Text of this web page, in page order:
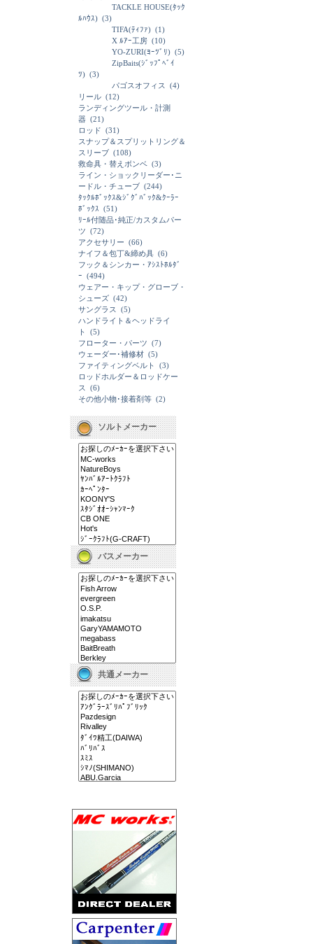
TACKLE HOUSE(ﾀｯｸ
ﾙﾊｳｽ) (3)
TIFA(ﾃｨﾌｧ) (1)
X ﾙｱｰ工房 (10)
YO-ZURI(ﾖｰﾂﾞﾘ) (5)
ZipBaits(ｼﾞｯﾌﾟﾍﾞｲ
ﾂ) (3)
パゴスオフィス
(4)
リール (12)
ランディングツール・計測
器 (21)
ロッド (31)
スナップ＆スプリットリング＆
スリーブ (108)
救命具・替えボンベ (3)
ライン・ショックリーダー･ニ
ードル・チューブ (244)
ﾀｯｸﾙﾎﾞｯｸｽ&ｼﾞｸﾞﾊﾞｯｸ&ｸｰﾗｰ
ﾎﾞｯｸｽ (51)
ﾘｰﾙ付随品･純正/カスタムパー
ツ (72)
アクセサリー (66)
ナイフ＆包丁&締め具 (6)
フック＆シンカー・ｱｼｽﾄﾎﾙﾀﾞ
ｰ (494)
ウェアー・キップ・グローブ・
シューズ (42)
サングラス
(5)
ハンドライト＆ヘッドライ
ト
(5)
フローター・パーツ (7)
ウェーダー･補修材 (5)
ファイティングベルト
(3)
ロッドホルダー＆ロッドケー
ス
(6)
その他小物･接着剤等 (2)
ソルトメーカー
バスメーカー
共通メーカー